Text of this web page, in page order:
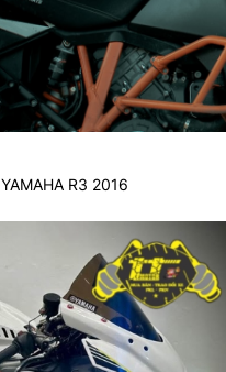
YAMAHA R3 2016